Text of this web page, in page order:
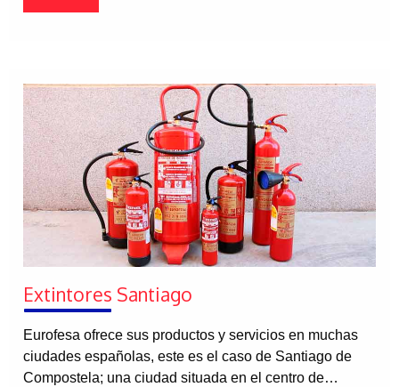
Extintores Santiago
Eurofesa ofrece sus productos y servicios en muchas
ciudades españolas, este es el caso de Santiago de
Compostela; una ciudad situada en el centro de…